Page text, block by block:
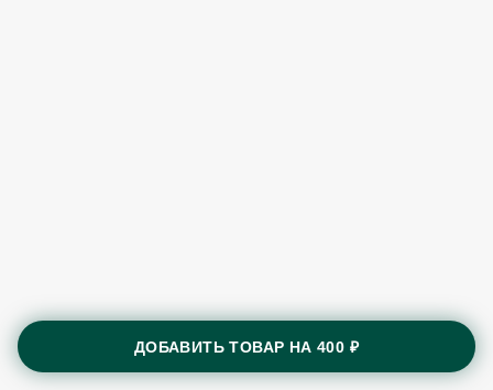
ДОБАВИТЬ ТОВАР НА400 ₽